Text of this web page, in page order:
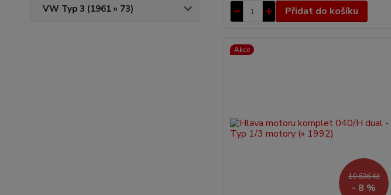
VW Typ 3 (1961 » 73) Přidat do košíku
Akce
10 636 Kč
- 8 %